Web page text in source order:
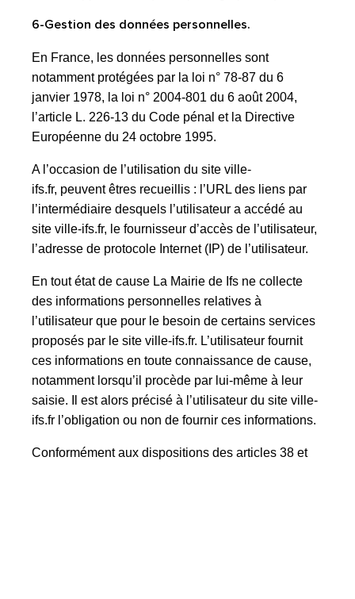
6-Gestion des données personnelles.
En France, les données personnelles sont
notamment protégées par la loi n° 78-87 du 6
janvier 1978, la loi n° 2004-801 du 6 août 2004,
l’article L. 226-13 du Code pénal et la Directive
Européenne du 24 octobre 1995.
A l’occasion de l’utilisation du site ville-
ifs.fr, peuvent êtres recueillis : l’URL des liens par
l’intermédiaire desquels l’utilisateur a accédé au
site ville-ifs.fr, le fournisseur d’accès de l’utilisateur,
l’adresse de protocole Internet (IP) de l’utilisateur.
En tout état de cause La Mairie de Ifs ne collecte
des informations personnelles relatives à
l’utilisateur que pour le besoin de certains services
proposés par le site ville-ifs.fr. L’utilisateur fournit
ces informations en toute connaissance de cause,
notamment lorsqu’il procède par lui-même à leur
saisie. Il est alors précisé à l’utilisateur du site ville-
ifs.fr l’obligation ou non de fournir ces informations.
Conformément aux dispositions des articles 38 et